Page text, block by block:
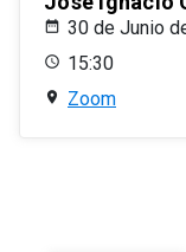
30 de Junio
15:30
Zoom